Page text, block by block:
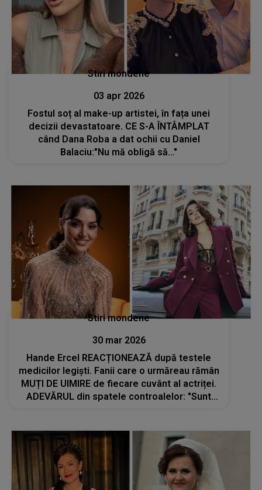
Stiri mondene
03 apr 2026
Fostul soț al make-up artistei, în fața unei
decizii devastatoare. CE S-A ÎNTÂMPLAT
când Dana Roba a dat ochii cu Daniel
Balaciu:"Nu mă obligă să..."
Stiri mondene
30 mar 2026
Hande Ercel REACȚIONEAZĂ după testele
medicilor legiști. Fanii care o urmăreau rămân
MUȚI DE UIMIRE de fiecare cuvânt al actriței.
ADEVĂRUL din spatele controalelor: "Sunt